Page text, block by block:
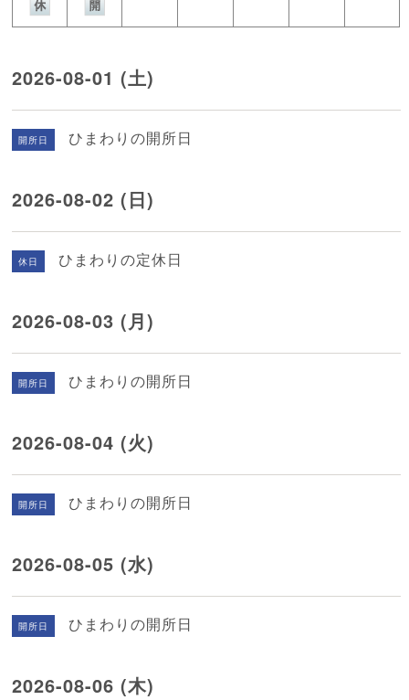
2026-08-01 (土)
開所日 ひまわりの開所日
2026-08-02 (日)
休日 ひまわりの定休日
2026-08-03 (月)
開所日 ひまわりの開所日
2026-08-04 (火)
開所日 ひまわりの開所日
2026-08-05 (水)
開所日 ひまわりの開所日
2026-08-06 (木)